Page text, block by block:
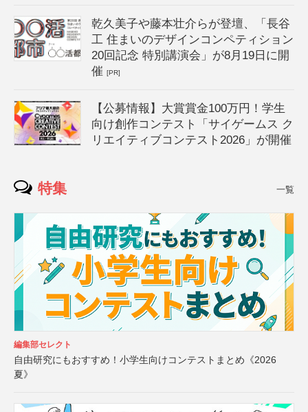
乾久美子や藤本壮介らが登壇、「長谷
工 住まいのデザインコンペティション
20回記念 特別講演会」が8月19日に開
催[PR]
【公募情報】大賞賞金100万円！学生
向け創作コンテスト「サイゲームス ク
リエイティブコンテスト2026」が開催
特集 一覧
編集部セレクト
自由研究にもおすすめ！小学生向けコンテストまとめ《2026
夏》